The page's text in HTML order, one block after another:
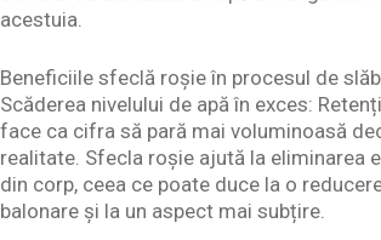
acestuia.
Beneficiile sfeclă roșie în procesul de
Scăderea nivelului de apă în exces:
face ca cifra să pară mai voluminoasă
realitate. Sfecla roșie ajută la eliminarea
din corp, ceea ce poate duce la o
balonare și la un aspect mai subțire.